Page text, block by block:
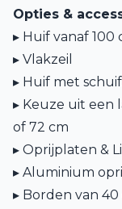
Opties &
▸ Huif vanaf 100
▸ Vlakzeil
▸ Huif met
▸ Keuze uit een
of 72 cm
▸ Oprijplaten &
▸ Aluminium
▸ Borden van 40